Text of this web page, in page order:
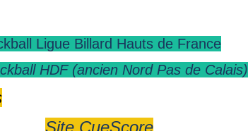
Ligue Billard Hauts de France
HDF (ancien Nord Pas de Calais)
Site CueScore